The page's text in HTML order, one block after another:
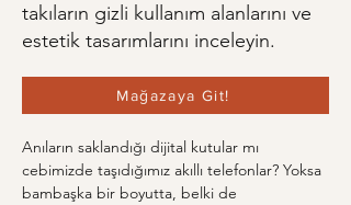
takıların gizli kullanım alanlarını ve
estetik tasarımlarını inceleyin.
Mağazaya Git!
Anıların saklandığı dijital kutular mı
cebimizde taşıdığımız akıllı telefonlar? Yoksa
bambaşka bir boyutta, belki de